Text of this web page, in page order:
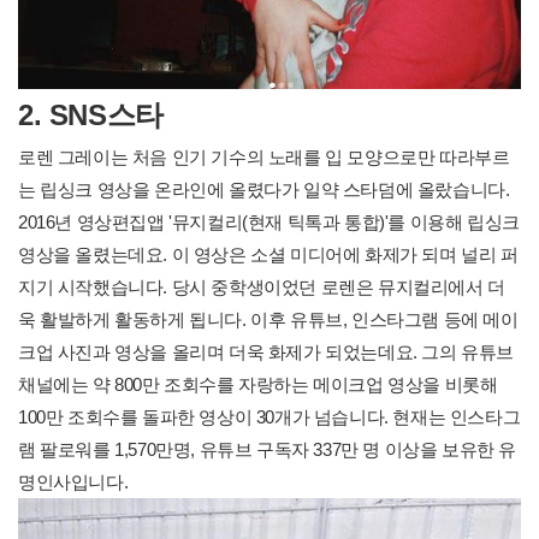
2. SNS스타
로렌 그레이는 처음 인기 기수의 노래를 입 모양으로만 따라부르
는 립싱크 영상을 온라인에 올렸다가 일약 스타덤에 올랐습니다.
2016년 영상편집앱 '뮤지컬리(현재 틱톡과 통합)'를 이용해 립싱크
영상을 올렸는데요. 이 영상은 소셜 미디어에 화제가 되며 널리 퍼
지기 시작했습니다. 당시 중학생이었던 로렌은 뮤지컬리에서 더
욱 활발하게 활동하게 됩니다. 이후 유튜브, 인스타그램 등에 메이
크업 사진과 영상을 올리며 더욱 화제가 되었는데요. 그의 유튜브
채널에는 약 800만 조회수를 자랑하는 메이크업 영상을 비롯해
100만 조회수를 돌파한 영상이 30개가 넘습니다. 현재는 인스타그
램 팔로워를 1,570만명, 유튜브 구독자 337만 명 이상을 보유한 유
명인사입니다.